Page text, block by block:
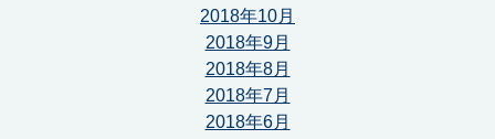
2018年10月
2018年9月
2018年8月
2018年7月
2018年6月